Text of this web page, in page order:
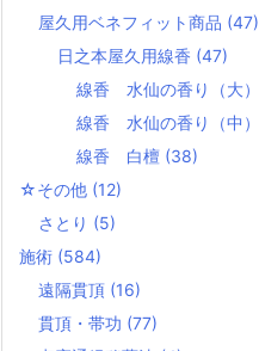
屋久用ベネフィット商品 (47)
日之本屋久用線香 (47)
線香 水仙の香り（大）
線香 水仙の香り（中）
線香 白檀 (38)
☆その他 (12)
さとり (5)
施術 (584)
遠隔貫頂 (16)
貫頂・帯功 (77)